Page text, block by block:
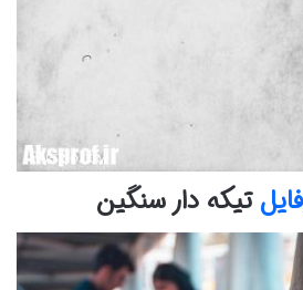
تیکه دار سنگین